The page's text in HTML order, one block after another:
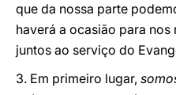
que da nossa parte
haverá a ocasião para
juntos ao serviço do
3. Em primeiro lugar,